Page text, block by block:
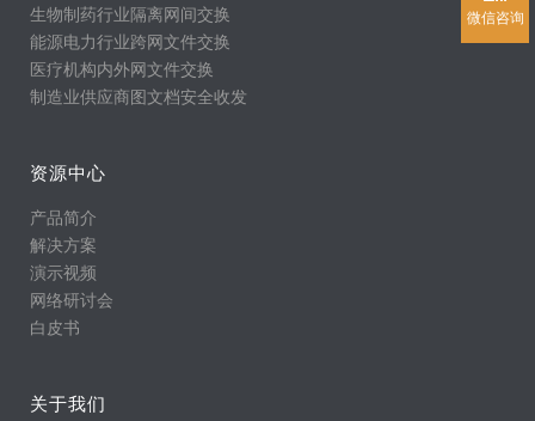
微信咨询
生物制药行业隔离网间交换
能源电力行业跨网文件交换
医疗机构内外网文件交换
制造业供应商图文档安全收发
资源中心
产品简介
解决方案
演示视频
网络研讨会
白皮书
关于我们